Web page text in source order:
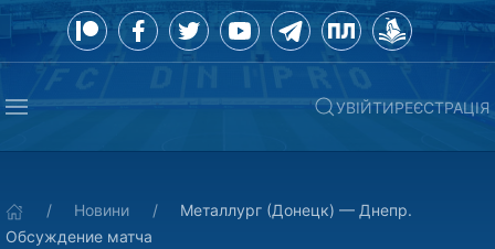
УВІЙТИРЕЄСТРАЦІЯ
Новини
Металлург (Донецк) — Днепр.
Обсуждение матча